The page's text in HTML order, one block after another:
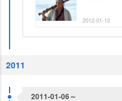
2012-01-10
2011
2011-01-06～